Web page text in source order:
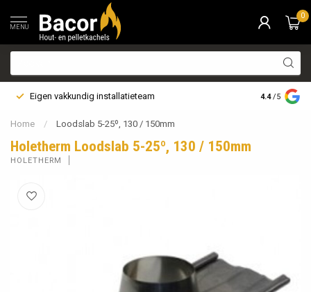
MENU
0
Eigen vakkundig installatieteam Bezorging
4.4 /5
Home / Loodslab 5-25º, 130 / 150mm
Holetherm Loodslab 5-25º, 130 / 150mm
HOLETHERM